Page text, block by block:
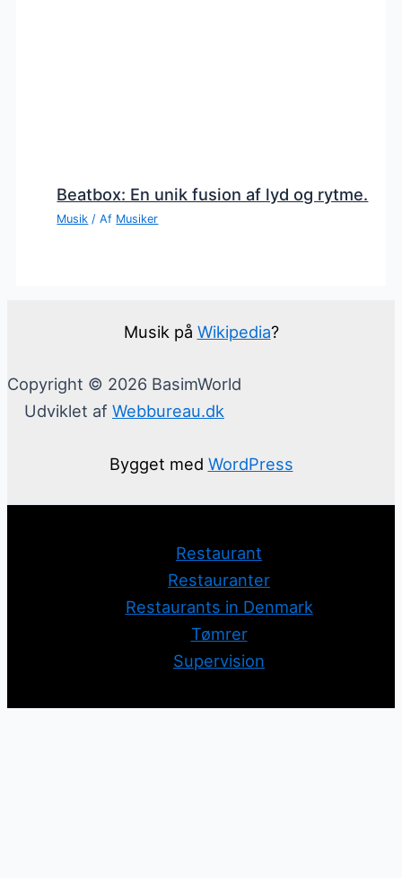
Beatbox: En unik fusion af lyd og rytme.
Musik / Af Musiker
Musik på Wikipedia?
Copyright © 2026 BasimWorld
Udviklet af Webbureau.dk
Bygget med WordPress
Restaurant
Restauranter
Restaurants in Denmark
Tømrer
Supervision